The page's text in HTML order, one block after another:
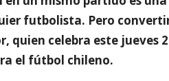
futbolista. Pero
quien celebra este jueves
el fútbol chileno.